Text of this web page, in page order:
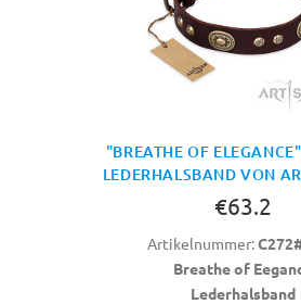
"BREATHE OF
LEDERHALSBAND VON
€63.2
Artikelnummer:
Breathe of
Lederhalsband